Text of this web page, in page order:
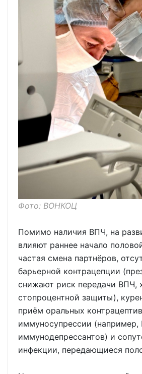
Фото: ВОНКОЦ
Помимо наличия ВПЧ, на
влияют раннее начало
частая смена партнёров,
барьерной контрацепции
снижают риск передачи ВПЧ,
стопроцентной защиты),
приём оральных
иммуносупрессии
иммунодепрессантов) и
инфекции, передающиеся